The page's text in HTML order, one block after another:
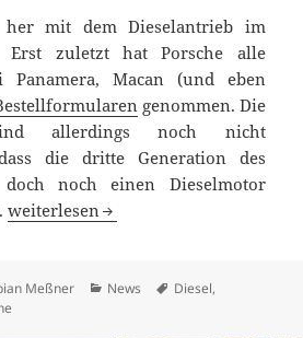
mit dem Dieselantrieb im
Erst zuletzt hat Porsche alle
Panamera, Macan (und eben
genommen. Die
allerdings noch nicht
die dritte Generation des
doch noch einen Dieselmotor
Dritte Generation Porsche Cayenne
weiterlesen
Meßner Kategorien
News Schlagwörter
Diesel,